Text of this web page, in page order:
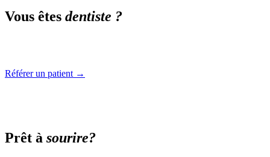
Vous êtes dentiste ?
Référer un patient →
Prêt à sourire?